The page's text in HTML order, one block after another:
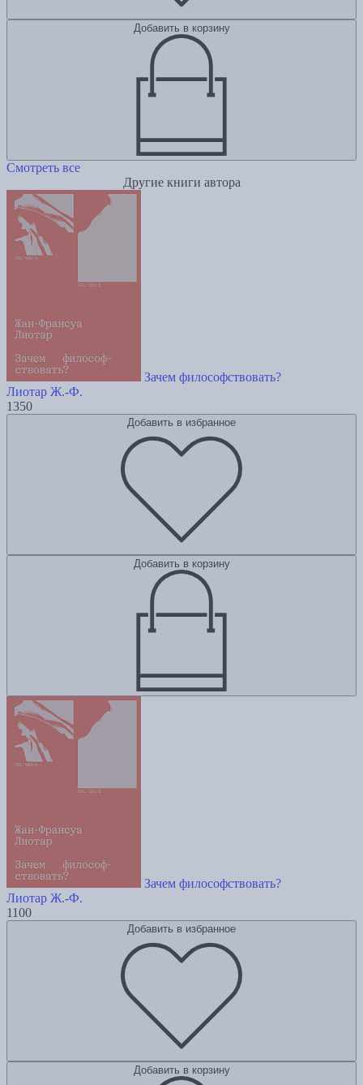
Добавить в корзину
Смотреть все
Другие книги автора
Зачем философствовать?
Лиотар Ж.-Ф.
1350
Добавить в избранное
Добавить в корзину
Зачем философствовать?
Лиотар Ж.-Ф.
1100
Добавить в избранное
Добавить в корзину